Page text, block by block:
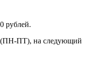
рублей.
(ПН-ПТ), на следующий